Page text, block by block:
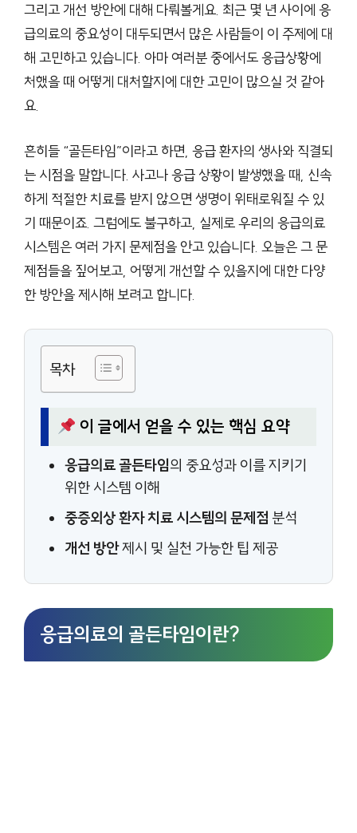
그리고 개선 방안에 대해 다뤄볼게요. 최근 몇 년 사이에 응
급의료의 중요성이 대두되면서 많은 사람들이 이 주제에 대
해 고민하고 있습니다. 아마 여러분 중에서도 응급상황에
처했을 때 어떻게 대처할지에 대한 고민이 많으실 것 같아
요.
흔히들 “골든타임”이라고 하면, 응급 환자의 생사와 직결되
는 시점을 말합니다. 사고나 응급 상황이 발생했을 때, 신속
하게 적절한 치료를 받지 않으면 생명이 위태로워질 수 있
기 때문이죠. 그럼에도 불구하고, 실제로 우리의 응급의료
시스템은 여러 가지 문제점을 안고 있습니다. 오늘은 그 문
제점들을 짚어보고, 어떻게 개선할 수 있을지에 대한 다양
한 방안을 제시해 보려고 합니다.
목차
이 글에서 얻을 수 있는 핵심 요약
응급의료 골든타임의 중요성과 이를 지키기
위한 시스템 이해
중증외상 환자 치료 시스템의 문제점 분석
개선 방안제시 및 실천 가능한 팁 제공
응급의료의 골든타임이란?